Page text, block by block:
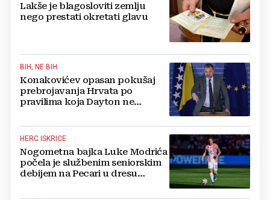
Lakše je blagosloviti zemlju
nego prestati okretati glavu
BIH, NE BIH
Konakovićev opasan pokušaj
prebrojavanja Hrvata po
pravilima koja Dayton ne
HERC ISKRICE
Nogometna bajka Luke Modrića
počela je službenim seniorskim
debijem na Pecari u dresu